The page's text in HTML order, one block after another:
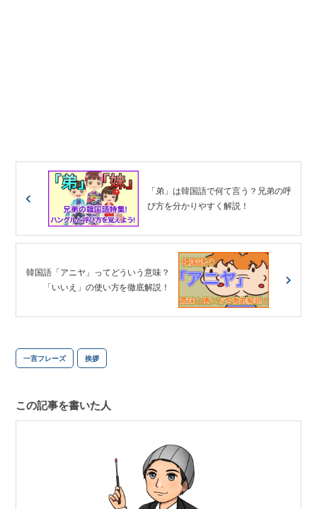
「弟」は韓国語で何て言う？兄弟の呼
び方を分かりやすく解説！
韓国語「アニヤ」ってどういう意味？
「いいえ」の使い方を徹底解説！
一言フレーズ 挨拶
この記事を書いた人